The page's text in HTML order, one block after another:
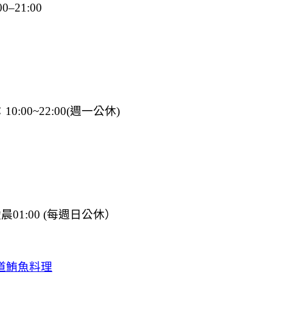
10:00~22:00(週一公休)
01:00 (每週日公休）
鮪魚料理